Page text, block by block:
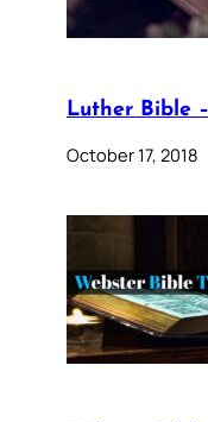
Luther Bible –
October 17, 2018